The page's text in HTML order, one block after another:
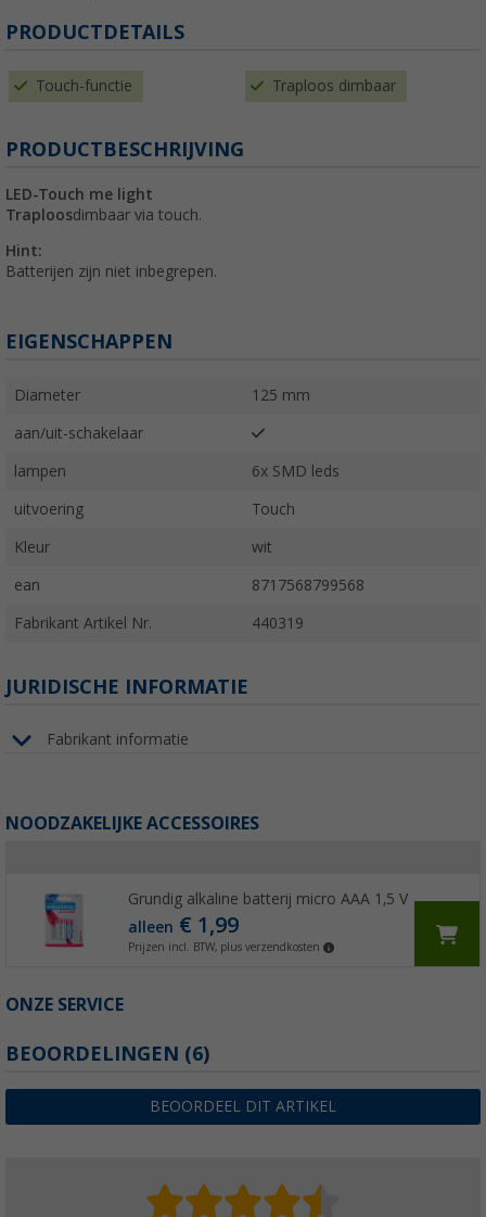
PRODUCTDETAILS
Touch-functie Traploos dimbaar
PRODUCTBESCHRIJVING
LED-Touch me light
Traploosdimbaar via touch.
Hint:
Batterijen zijn niet inbegrepen.
EIGENSCHAPPEN
Diameter 125 mm
aan/uit-schakelaar
lampen 6x SMD leds
uitvoering Touch
Kleur wit
ean 8717568799568
Fabrikant Artikel Nr. 440319
JURIDISCHE INFORMATIE
Fabrikant informatie
NOODZAKELIJKE ACCESSOIRES
Grundig alkaline batterij micro AAA 1,5 V
alleen € 1,99
Prijzen incl. BTW, plus verzendkosten
ONZE SERVICE
BEOORDELINGEN (6)
BEOORDEEL DIT ARTIKEL